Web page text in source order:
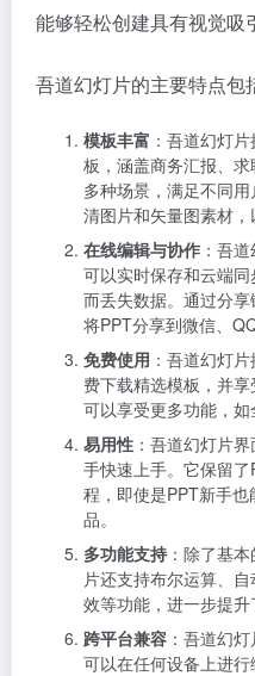
能够轻松创建具有视觉吸
吾道幻灯片的主要特点包
模板丰富 ：吾道幻灯
板，涵盖商务汇报、
多种场景，满足不同
清图片和矢量图素材，
在线编辑与协作 ：吾
可以实时保存和云端
而丢失数据。通过分
将PPT分享到微信、
免费使用 ：吾道幻灯
费下载精选模板，并
可以享受更多功能，如
易用性 ：吾道幻灯片
手快速上手。它保留
程，即使是PPT新手
品。
多功能支持 ：除了基
片还支持布尔运算、
效等功能，进一步提升
跨平台兼容 ：吾道幻
可以在任何设备上进行